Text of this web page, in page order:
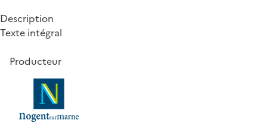
Description
Texte intégral
Producteur